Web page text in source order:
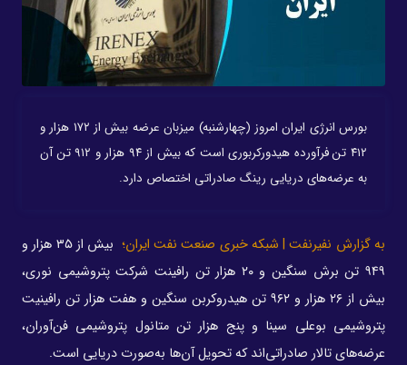
بورس انرژی ایران امروز (چهارشنبه) میزبان عرضه بیش از ۱۷۲ هزار و
۴۱۲ تن فرآورده هیدورکربوری است که بیش از ۹۴ هزار و ۹۱۲ تن آن
به عرضه‌های دریایی رینگ صادراتی اختصاص دارد.
به گزارش نفیرنفت | شبکه خبری صنعت نفت ایران؛
بیش از ۳۵ هزار و
۹۴۹ تن برش سنگین و ۲۰ هزار تن رافینت شرکت پتروشیمی نوری،
بیش از ۲۶ هزار و ۹۶۲ تن هیدروکربن سنگین و هفت هزار تن رافینیت
پتروشیمی بوعلی سینا و پنج هزار تن متانول پتروشیمی فن‌آوران،
عرضه‌های تالار صادراتی‌اند که تحویل آن‌ها به‌صورت دریایی است.